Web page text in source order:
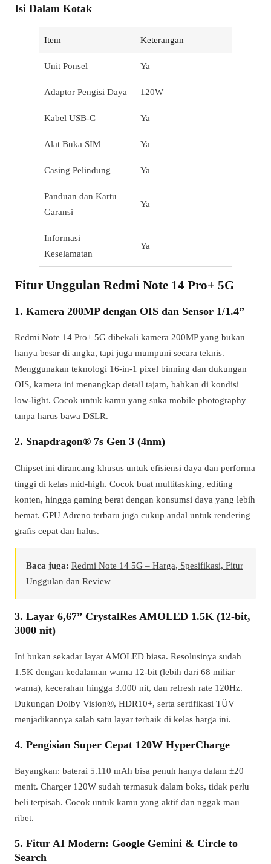
Isi Dalam Kotak
Item Keterangan
Unit Ponsel Ya
Adaptor Pengisi Daya 120W
Kabel USB-C Ya
Alat Buka SIM Ya
Casing Pelindung Ya
Panduan dan Kartu
Garansi
Ya
Informasi
Keselamatan
Ya
Fitur Unggulan Redmi Note 14 Pro+ 5G
1. Kamera 200MP dengan OIS dan Sensor 1/1.4”
Redmi Note 14 Pro+ 5G dibekali kamera 200MP yang bukan
hanya besar di angka, tapi juga mumpuni secara teknis.
Menggunakan teknologi 16-in-1 pixel binning dan dukungan
OIS, kamera ini menangkap detail tajam, bahkan di kondisi
low-light. Cocok untuk kamu yang suka mobile photography
tanpa harus bawa DSLR.
2. Snapdragon® 7s Gen 3 (4nm)
Chipset ini dirancang khusus untuk efisiensi daya dan performa
tinggi di kelas mid-high. Cocok buat multitasking, editing
konten, hingga gaming berat dengan konsumsi daya yang lebih
hemat. GPU Adreno terbaru juga cukup andal untuk rendering
grafis cepat dan halus.
Baca juga: Redmi Note 14 5G – Harga, Spesifikasi, Fitur
Unggulan dan Review
3. Layar 6,67” CrystalRes AMOLED 1.5K (12-bit,
3000 nit)
Ini bukan sekadar layar AMOLED biasa. Resolusinya sudah
1.5K dengan kedalaman warna 12-bit (lebih dari 68 miliar
warna), kecerahan hingga 3.000 nit, dan refresh rate 120Hz.
Dukungan Dolby Vision®, HDR10+, serta sertifikasi TÜV
menjadikannya salah satu layar terbaik di kelas harga ini.
4. Pengisian Super Cepat 120W HyperCharge
Bayangkan: baterai 5.110 mAh bisa penuh hanya dalam ±20
menit. Charger 120W sudah termasuk dalam boks, tidak perlu
beli terpisah. Cocok untuk kamu yang aktif dan nggak mau
ribet.
5. Fitur AI Modern: Google Gemini & Circle to
Search